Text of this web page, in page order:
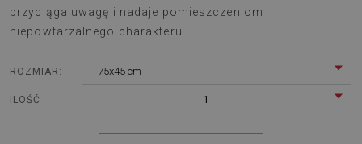
przyciąga uwagę i nadaje pomieszczeniom
niepowtarzalnego charakteru.
ROZMIAR: 75x45 cm
ILOŚĆ 1